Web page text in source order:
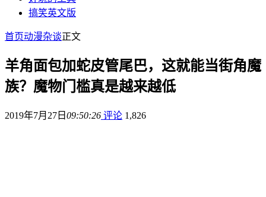
搞笑英文版
首页动漫杂谈正文
羊角面包加蛇皮管尾巴，这就能当街角魔
族？魔物门槛真是越来越低
2019年7月27日 09:50:26 评论 1,826